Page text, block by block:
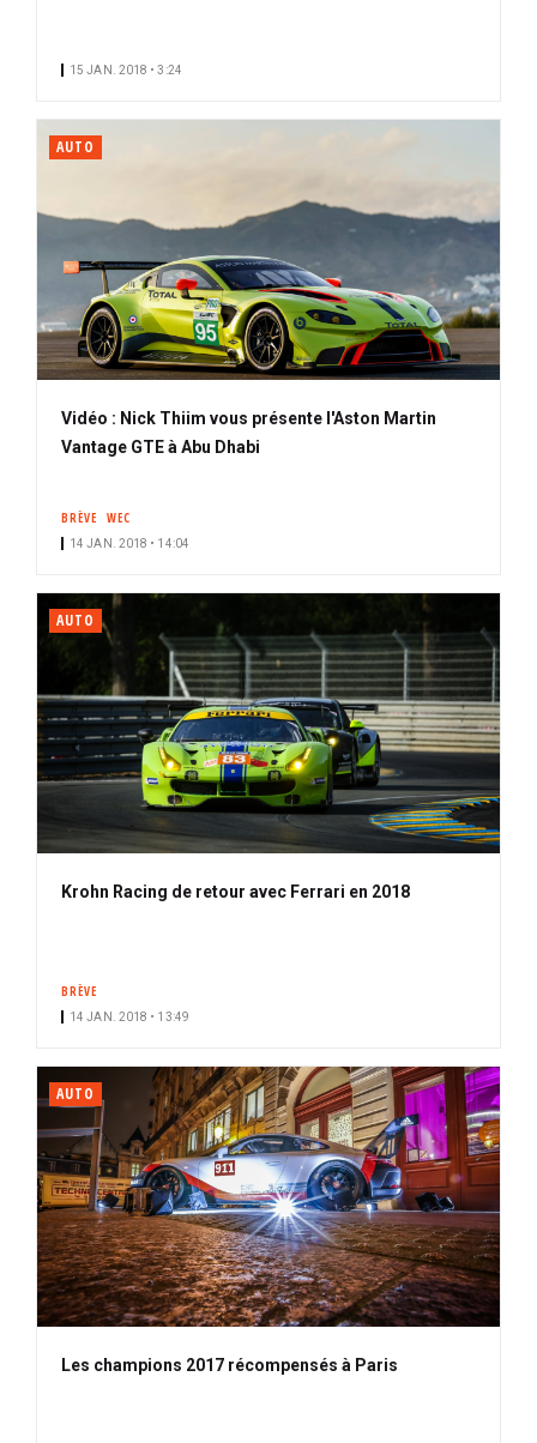
15 JAN. 2018 • 3:24
AUTO
Vidéo : Nick Thiim vous présente l'Aston Martin
Vantage GTE à Abu Dhabi
BRÈVE WEC
14 JAN. 2018 • 14:04
AUTO
Krohn Racing de retour avec Ferrari en 2018
BRÈVE
14 JAN. 2018 • 13:49
AUTO
Les champions 2017 récompensés à Paris